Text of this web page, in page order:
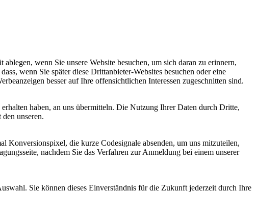
wenn Sie unsere Website besuchen, um sich daran zu erinnern,
wenn Sie später diese Drittanbieter-Websites besuchen oder eine
besser auf Ihre offensichtlichen Interessen zugeschnitten sind.
haben, an uns übermitteln. Die Nutzung Ihrer Daten durch Dritte,
unseren.
Konversionspixel, die kurze Codesignale absenden, um uns mitzuteilen,
nachdem Sie das Verfahren zur Anmeldung bei einem unserer
Sie können dieses Einverständnis für die Zukunft jederzeit durch Ihre